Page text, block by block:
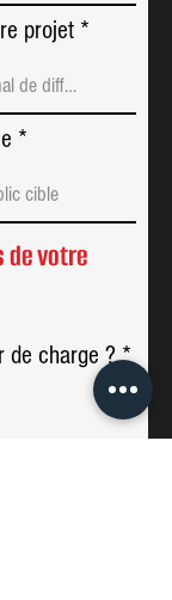
projet
de votre
de charge ? *